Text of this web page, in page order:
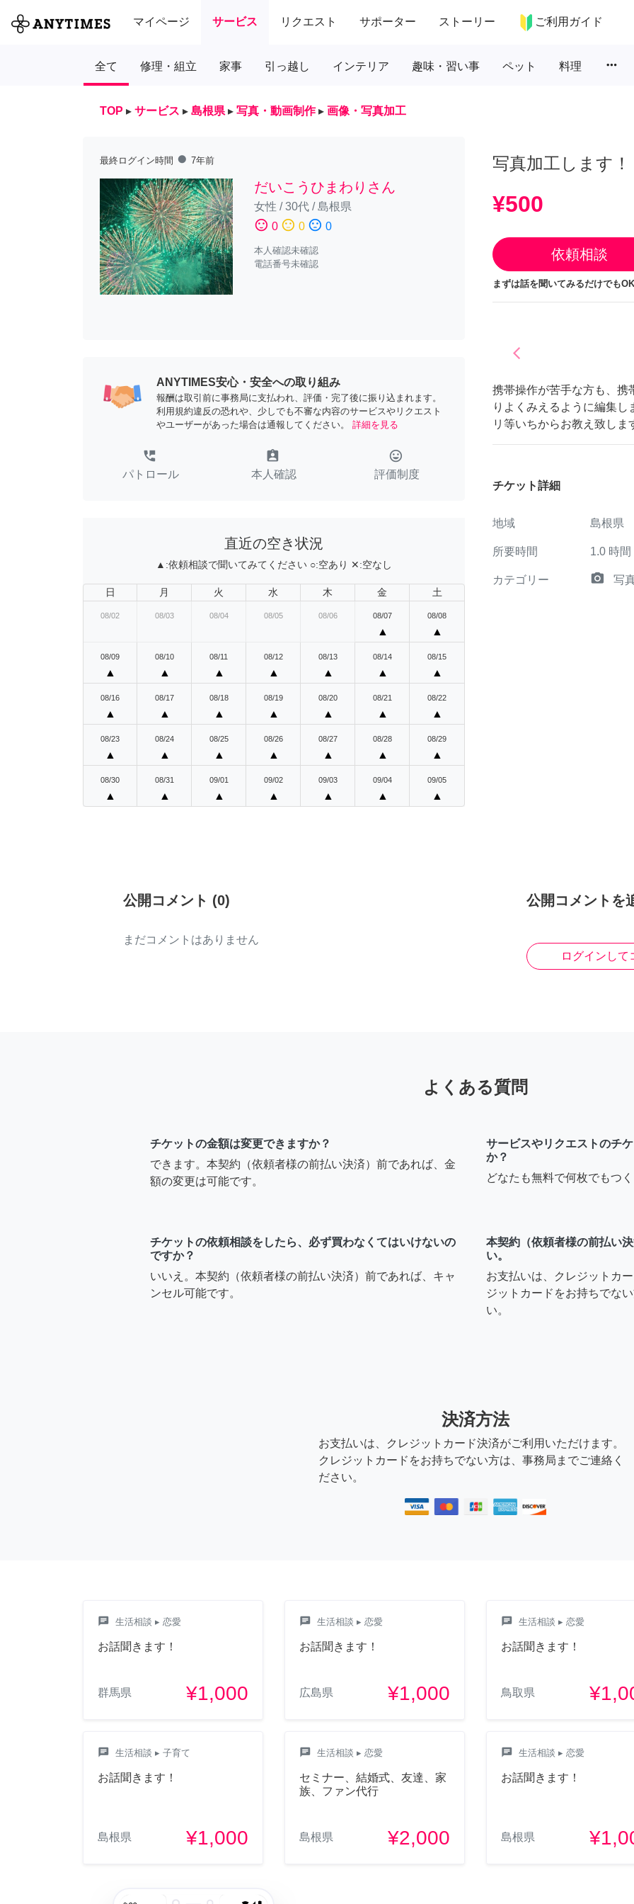
マイページ サービス リクエスト サポーター ストーリー ご利用ガイド
全て 修理・組立 家事 引っ越し インテリア 趣味・習い事 ペット 料理 more_horiz
TOP ▸ サービス ▸ 島根県 ▸ 写真・動画制作 ▸ 画像・写真加工
最終ログイン時間 fiber_manual_record 7年前
だいこうひまわりさん
女性 /30代/島根県
sentiment_satisfied 0 sentiment_neutral 0 sentiment_dissatisfied 0
本人確認未確認
電話番号未確認
ANYTIMES安心・安全への取り組み
報酬は取引前に事務局に支払われ、評価・完了後に振り込まれます。
利用規約違反の恐れや、少しでも不審な内容のサービスやリクエスト
やユーザーがあった場合は通報してください。
詳細を見る
perm_phone_msg
パトロール
assignment_ind
本人確認
tag_faces
評価制度
直近の空き状況
▲:依頼相談で聞いてみてください ○:空あり ✕:空なし
日 月 火 水 木 金 土
08/02 08/03 08/04 08/05 08/06 08/07
▲
08/08
▲
08/09
▲
08/10
▲
08/11
▲
08/12
▲
08/13
▲
08/14
▲
08/15
▲
08/16
▲
08/17
▲
08/18
▲
08/19
▲
08/20
▲
08/21
▲
08/22
▲
08/23
▲
08/24
▲
08/25
▲
08/26
▲
08/27
▲
08/28
▲
08/29
▲
08/30
▲
08/31
▲
09/01
▲
09/02
▲
09/03
▲
09/04
▲
09/05
▲
写真加工します！
¥500
依頼相談
まずは話を聞いてみるだけでも
arrow_back_iosPrevious
携帯操作が苦手な方も、携
りよくみえるように編集
リ等いちからお教え致しま
チケット詳細
地域 島根県
所要時間 1.0 時間
カテゴリー camera_alt 写
公開コメント (0)
まだコメントはありません
公開コメントを
ログインして
よくある質問
チケットの金額は変更できますか？
できます。本契約（依頼者様の前払い決済）前であれば、金
額の変更は可能です。
サービスやリクエストのチ
か？
どなたも無料で何枚でもつ
チケットの依頼相談をしたら、必ず買わなくてはいけないの
ですか？
いいえ。本契約（依頼者様の前払い決済）前であれば、キャ
ンセル可能です。
本契約（依頼者様の前払い
い。
お支払いは、クレジットカ
ジットカードをお持ちでな
い。
決済方法
お支払いは、クレジットカード決済がご利用いただけます。
クレジットカードをお持ちでない方は、事務局までご連絡く
ださい。
chat 生活相談 ▸ 恋愛
お話聞きます！
群馬県 ¥1,000
chat 生活相談 ▸ 恋愛
お話聞きます！
広島県 ¥1,000
chat 生活相談 ▸ 恋愛
お話聞きます！
鳥取県
chat 生活相談 ▸ 子育て
お話聞きます！
島根県 ¥1,000
chat 生活相談 ▸ 恋愛
セミナー、結婚式、友達、家
族、ファン代行
島根県 ¥2,000
chat 生活相談 ▸ 恋愛
お話聞きます！
島根県